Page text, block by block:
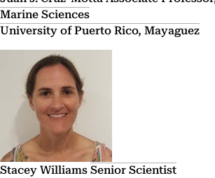
Marine Sciences
University of Puerto Rico, Mayaguez
Stacey Williams Senior Scientist